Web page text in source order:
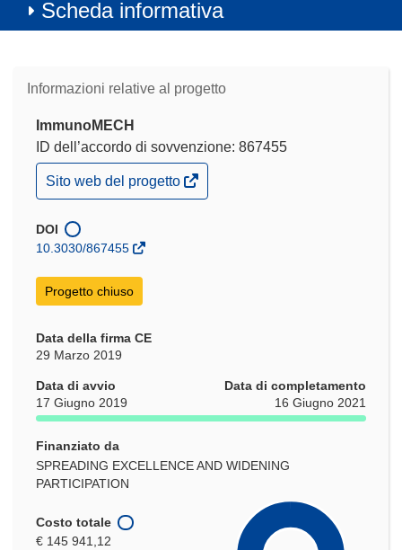
Scheda informativa
Informazioni relative al progetto
ImmunoMECH
ID dell’accordo di sovvenzione: 867455
(si
apre
una
nuova
Sito web del progetto
DOI
10.3030/867455
Progetto chiuso
Data della firma CE
29 Marzo 2019
Data di avvio
17 Giugno 2019
Data di completamento
16 Giugno 2021
Finanziato da
SPREADING EXCELLENCE AND WIDENING
PARTICIPATION
Costo totale
€ 145 941,12